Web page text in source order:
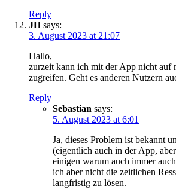
Reply
JH says:
3. August 2023 at 21:07
Hallo,
zurzeit kann ich mit der App nicht auf
zugreifen. Geht es anderen Nutzern
Reply
Sebastian says:
5. August 2023 at 6:01
Ja, dieses Problem ist bekannt
(eigentlich auch in der App,
einigen warum auch immer
ich aber nicht die zeitlichen
langfristig zu lösen.